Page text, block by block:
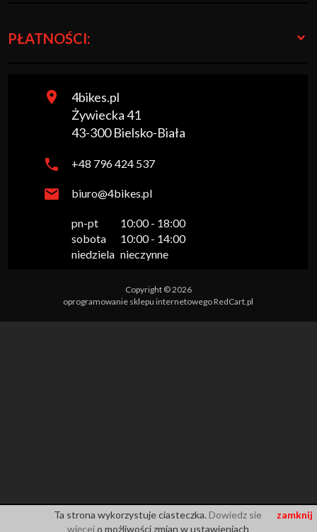
PŁATNOŚCI:
4bikes.pl
Żywiecka 41
43-300 Bielsko-Biała
+48 796 424 537
biuro@4bikes.pl
pn-pt
sobota
niedziela
10:00 - 18:00
10:00 - 14:00
nieczynne
Copyright © 2026
oprogramowanie sklepu internetowegoRedCart.pl
Ta strona wykorzystuje ciasteczka. Dowiedz sie
więcejo możliwości zmian w ustawieniach
zamknij